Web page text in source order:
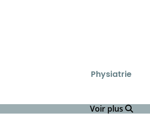
Physiatrie
Voir plus